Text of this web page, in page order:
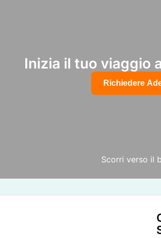
Inizia il tuo viaggio
Richiedere
Scorri verso il